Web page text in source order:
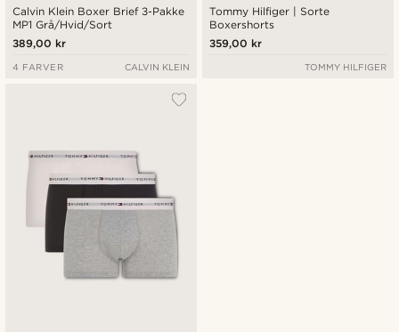
Calvin Klein Boxer Brief 3-Pakke
MP1 Grå/Hvid/Sort
389,00 kr
4 FARVER CALVIN KLEIN
Tommy Hilfiger | Sorte
Boxershorts
359,00 kr
TOMMY HILFIGER